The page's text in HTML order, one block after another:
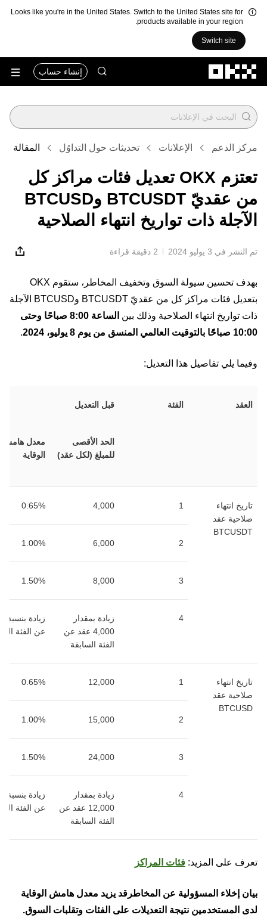
Looks like you're in the United States. Switch to the United States site for
products available in your region.
Switch site
إنشاء حساب
مركز الدعم الإعلانات تحديثات حول التداوُل المقالة
تعتزم OKX تعديل فئات مراكز كل
من عقديّ BTCUSDT وBTCUSD
الآجلة ذات تواريخ انتهاء الصلاحية
تم النشر في ‏3 يوليو 2024 2 دقيقة قراءة
بهدف تحسين سيولة السوق وتخفيف المخاطر، ستقوم OKX
بتعديل فئات مراكز كل من عقديّ BTCUSDT وBTCUSD الآجلة
ذات تواريخ انتهاء الصلاحية وذلك بين
الساعة 8:00 صباحًا وحتى
10:00 صباحًا بالتوقيت العالمي المنسق من يوم 8 يوليو، 2024
.
وفيما يلي تفاصيل هذا التعديل:
العقد الفئة قبل التعديل
الحد الأقصى
للمبلغ (لكل عقد)
معدل هامش
الوقاية
تاريخ انتهاء
صلاحية عقد
BTCUSDT
1
4,000
0.65%
2
6,000
1.00%
3
8,000
1.50%
4
زيادة بمقدار
4,000 عقد عن
الفئة السابقة
عن الفئة
تاريخ انتهاء
صلاحية عقد
BTCUSD
1
12,000
0.65%
2
15,000
1.00%
3
24,000
1.50%
4
زيادة بمقدار
12,000 عقد عن
الفئة السابقة
عن الفئة
تعرف على المزيد: فئات المراكز
بيان إخلاء المسؤولية عن المخاطرقد يزيد معدل هامش الوقاية
لدى المستخدمين نتيجة التعديلات على الفئات وتقلبات السوق.